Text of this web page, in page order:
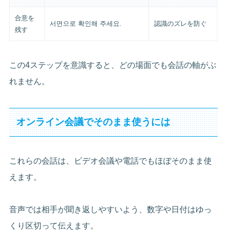
合意を
残す
서면으로 확인해 주세요. 認識のズレを防ぐ
この4ステップを意識すると、どの場面でも会話の軸がぶ
れません。
オンライン会議でそのまま使うには
これらの会話は、ビデオ会議や電話でもほぼそのまま使
えます。
音声では相手が聞き返しやすいよう、数字や日付はゆっ
くり区切って伝えます。